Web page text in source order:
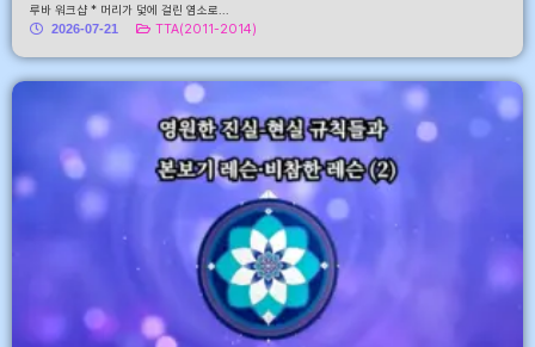
루바 워크샵 * 머리가 덫에 걸린 염소로...
2026-07-21
TTA(2011-2014)